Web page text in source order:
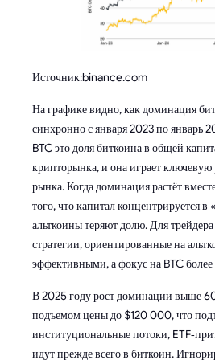
Источник:binance.com
На графике видно, как доминация
синхронно с января 2023 по январь
BTC это доля биткоина в общей
крипторынка, и она играет ключевую
рынка. Когда доминация растёт
того, что капитал концентрируется
альткоины теряют долю. Для трейдера
стратегии, ориентированные на
эффективными, а фокус на BTC
В 2025 году рост доминации выше
подъемом цены до $120 000, что
институциональные потоки,
идут прежде всего в биткоин.